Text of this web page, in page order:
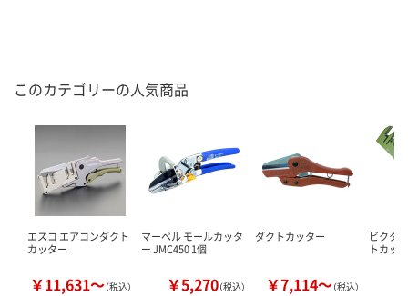
このカテゴリーの人気商品
エスコ エアコンダクト
カッター
￥11,631～（税込）
マーベル モールカッタ
ー JMC450 1個
￥5,270（税込）
ダクトカッター
￥7,114～（税込）
ビクタ
トカッ